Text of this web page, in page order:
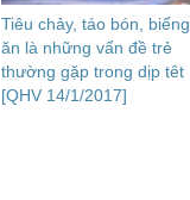
Tiêu chảy, táo bón, biếng
ăn là những vấn đề trẻ
thường gặp trong dịp têt
[QHV 14/1/2017]